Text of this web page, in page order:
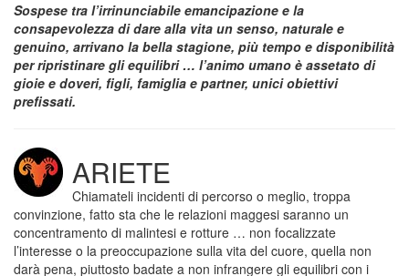
Sospese tra l’irrinunciabile emancipazione e la
consapevolezza di dare alla vita un senso, naturale e
genuino, arrivano la bella stagione, più tempo e disponibilità
per ripristinare gli equilibri … l’animo umano è assetato di
gioie e doveri, figli, famiglia e partner, unici obiettivi
prefissati.
ARIETE
Chiamateli incidenti di percorso o meglio, troppa
convinzione, fatto sta che le relazioni maggesi saranno un
concentramento di malintesi e rotture … non focalizzate
l’interesse o la preoccupazione sulla vita del cuore, quella non
darà pena, piuttosto badate a non infrangere gli equilibri con i